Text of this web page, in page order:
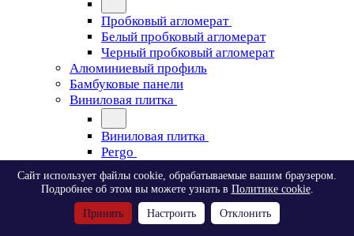
Пробковый агломерат
Белый пробковый агломерат
Черный пробковый агломерат
Алюминиевый профиль
Бамбуковые панели
Виниловая плитка
Виниловая плитка
Pergo
Pergo
Classic Plank Optimum Glue
Modern Plank Optimum Glue
Сайт использует файлы cookie, обрабатываемые вашим браузером.
Подробнее об этом вы можете узнать в Политике cookie.
Принять Настроить Отклонить